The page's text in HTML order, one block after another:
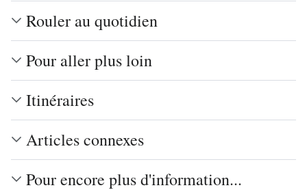
Rouler au quotidien
Pour aller plus loin
Itinéraires
Articles connexes
Pour encore plus d'information...